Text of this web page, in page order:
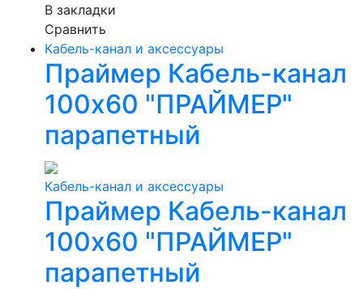
В закладки
Сравнить
Кабель-канал и аксессуары
Праймер Кабель-канал
100х60 "ПРАЙМЕР"
парапетный
Кабель-канал и аксессуары
Праймер Кабель-канал
100х60 "ПРАЙМЕР"
парапетный